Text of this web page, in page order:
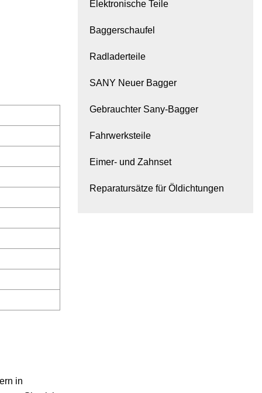
in
Elektronische Teile
Baggerschaufel
Radladerteile
SANY Neuer Bagger
Gebrauchter Sany-Bagger
Fahrwerksteile
Eimer- und Zahnset
Reparatursätze für Öldichtungen